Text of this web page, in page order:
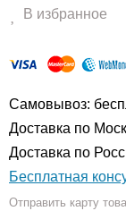
В избранное
Самовывоз:
Доставка по
Доставка по
Бесплатная
Отправить карту